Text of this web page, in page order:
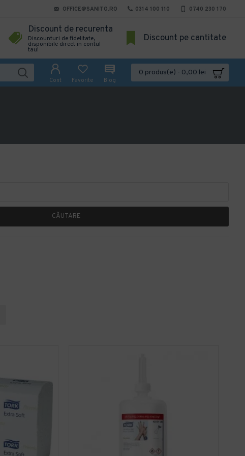
OFFICE@SANITO.RO 0314 100 110 0740 230 170
Discount de recurenta
Discounturi de fidelitate,
disponibile direct in contul
tau!
Discount pe cantitate
Cont Favorite Blog
0 produs(e) - 0,00 lei
CĂUTARE